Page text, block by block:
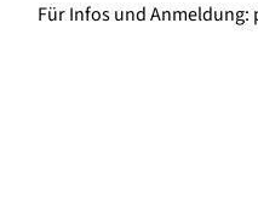
Für Infos und Anmeldung: